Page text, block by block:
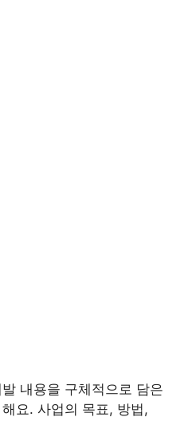
내용을 구체적으로 담은
요. 사업의 목표, 방법,